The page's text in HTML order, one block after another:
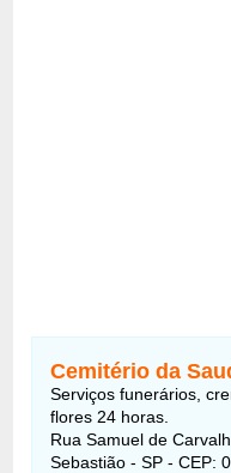
Cemitério da
Serviços funerários,
flores 24 horas.
Rua Samuel de
Sebastião - SP - CEP: